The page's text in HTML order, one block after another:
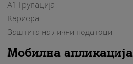
А1 Групација
Кариера
Заштита на лични податоци
Мобилна апликација